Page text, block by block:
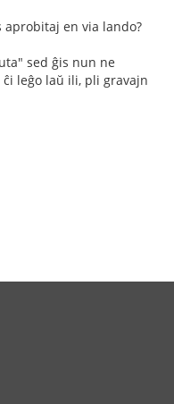
aprobitaj en via lando?
sed ĝis nun ne
leĝo laŭ ili, pli gravajn